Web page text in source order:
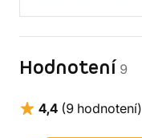
Hodnotení 9
4,4 (9 hodnotení)